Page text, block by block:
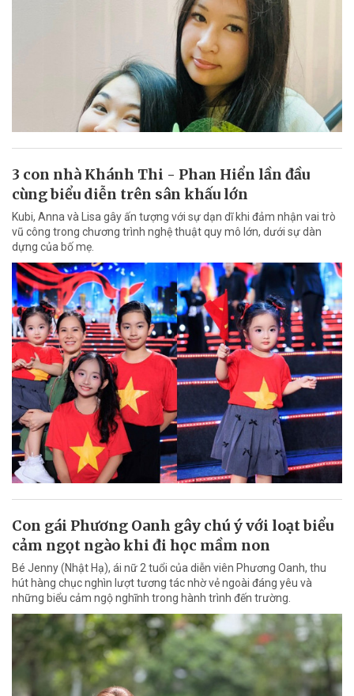
3 con nhà Khánh Thi - Phan Hiển lần đầu
cùng biểu diễn trên sân khấu lớn
Kubi, Anna và Lisa gây ấn tượng với sự dạn dĩ khi đảm nhận vai trò
vũ công trong chương trình nghệ thuật quy mô lớn, dưới sự dàn
dựng của bố mẹ.
Con gái Phương Oanh gây chú ý với loạt biểu
cảm ngọt ngào khi đi học mầm non
Bé Jenny (Nhật Hạ), ái nữ 2 tuổi của diễn viên Phương Oanh, thu
hút hàng chục nghìn lượt tương tác nhờ vẻ ngoài đáng yêu và
những biểu cảm ngộ nghĩnh trong hành trình đến trường.